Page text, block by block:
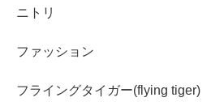
ニトリ
ファッション
フライングタイガー(flying tiger)